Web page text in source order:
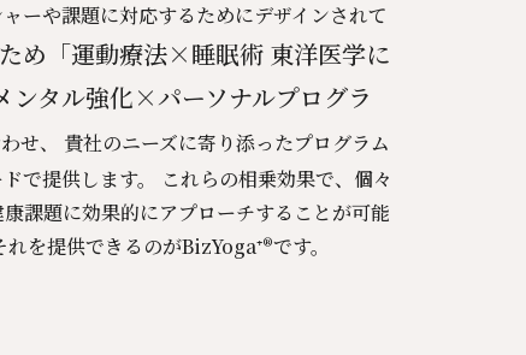
ーや課題に対応するためにデザインされて
め「運動療法×睡眠術 東洋医学に
タル強化×パーソナルプログラ
せ、 貴社のニーズに寄り添ったプログラム
で提供します。 これらの相乗効果で、個々
課題に効果的にアプローチすることが可能
を提供できるのがBizYoga⁺®です。